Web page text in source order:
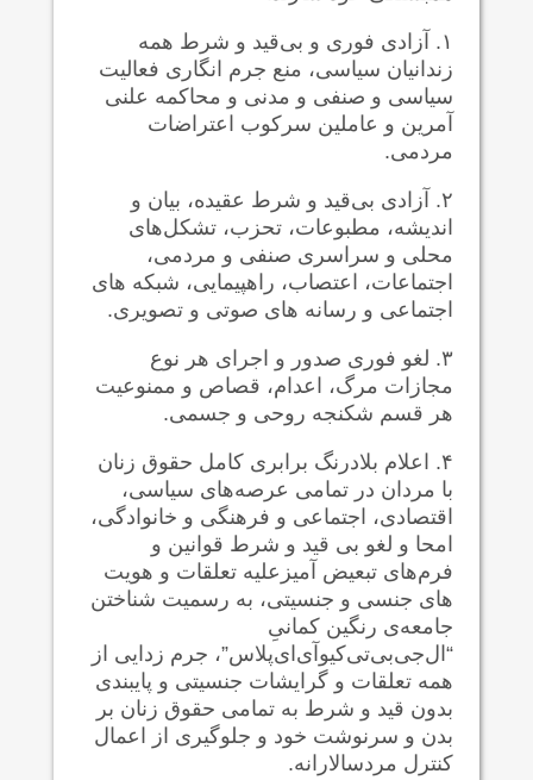
۱. آزادی فوری و بی‌قید و شرط همه
زندانیان سیاسی، منع جرم انگاری فعالیت
سیاسی و صنفی و مدنی و محاکمه علنی
آمرین و عاملین سرکوب اعتراضات
مردمی.
۲. آزادی بی‌قید و شرط عقیده، بیان و
اندیشه، مطبوعات، تحزب، تشکل‌های
محلی و سراسری صنفی و مردمی،
اجتماعات، اعتصاب، راهپیمایی، شبکه های
اجتماعی و رسانه های صوتی و تصویری.
۳. لغو فوری صدور و اجرای هر نوع
مجازات مرگ، اعدام، قصاص و ممنوعیت
هر قسم شکنجه روحی و جسمی.
۴. اعلام بلادرنگ برابری کامل حقوق زنان
با مردان در تمامی عرصه‌های سیاسی،
اقتصادی، اجتماعی و فرهنگی و خانوادگی،
امحا و لغو بی قید و شرط قوانین و
فرم‌های تبعیض آمیزعلیه تعلقات و هویت
های جنسی و جنسیتی، به رسمیت شناختن
جامعه‌ی رنگین کمانیِ
“ال‌جی‌بی‌تی‌کیوآی‌ای‌پلاس”، جرم زدایی از
همه تعلقات و گرایشات جنسیتی‌ و پایبندی
بدون قید و شرط به تمامی حقوق زنان بر
بدن و سرنوشت خود و جلوگیری از اعمال
کنترل‌ مردسالارانه.